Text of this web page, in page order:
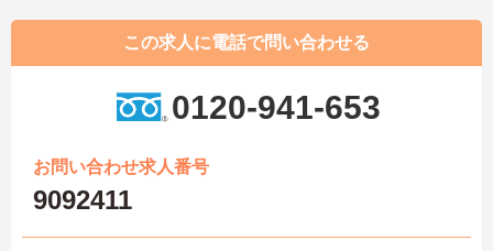
この求人に電話で問い合わせる
0120-941-653
お問い合わせ求人番号
9092411